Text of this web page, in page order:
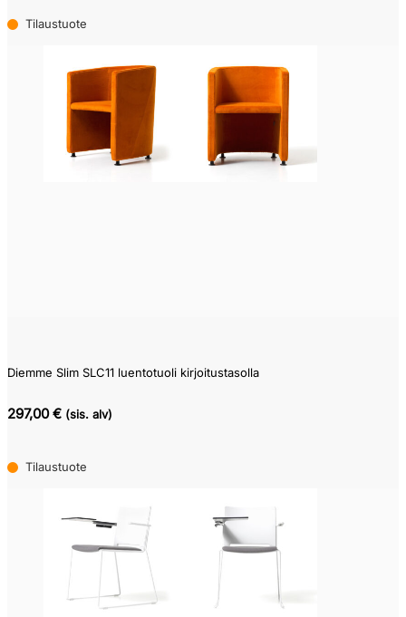
Tilaustuote
Diemme Slim SLC11 luentotuoli kirjoitustasolla
297,00 € (sis. alv)
Tilaustuote